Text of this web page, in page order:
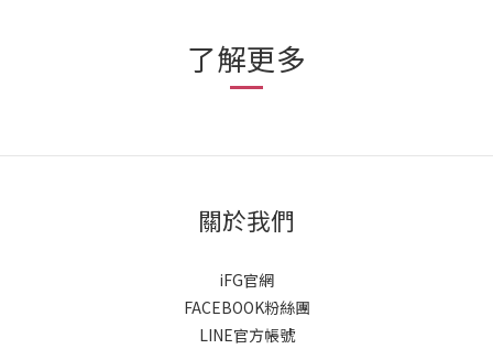
了解更多
關於我們
iFG官網
FACEBOOK粉絲團
LINE官方帳號